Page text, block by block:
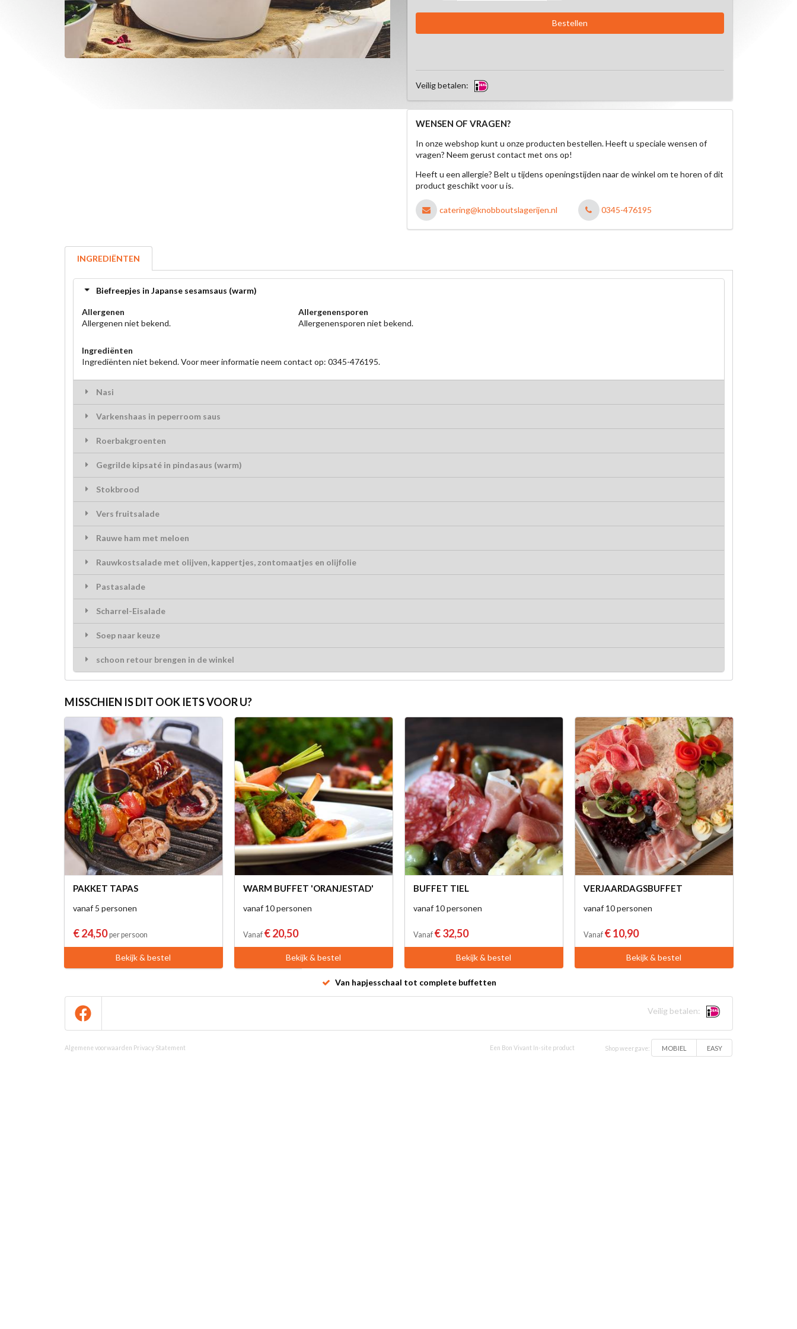
Veilig betalen:
WENSEN OF VRAGEN?
In onze webshop kunt u onze producten bestellen. Heeft u speciale wensen of
vragen? Neem gerust contact met ons op!
Heeft u een allergie? Belt u tijdens openingstijden naar de winkel om te horen of dit
product geschikt voor u is.
catering@knobboutslagerijen.nl 0345-476195
INGREDIËNTEN
Biefreepjes in Japanse sesamsaus (warm)
Allergenen
Allergenen niet bekend.
Allergenensporen
Allergenensporen niet bekend.
Ingrediënten
Ingrediënten niet bekend. Voor meer informatie neem contact op: 0345-476195.
Nasi
Varkenshaas in peperroom saus
Roerbakgroenten
Gegrilde kipsaté in pindasaus (warm)
Stokbrood
Vers fruitsalade
Rauwe ham met meloen
Rauwkostsalade met olijven, kappertjes, zontomaatjes en olijfolie
Pastasalade
Scharrel-Eisalade
Soep naar keuze
schoon retour brengen in de winkel
MISSCHIEN IS DIT OOK IETS VOOR U?
PAKKET TAPAS
vanaf 5 personen
€ 24,50per persoon
Bekijk & bestel
WARM BUFFET 'ORANJESTAD'
vanaf 10 personen
Vanaf € 20,50
Bekijk & bestel
BUFFET TIEL
vanaf 10 personen
Vanaf € 32,50
Bekijk & bestel
VERJAARDAGSBUFFET
vanaf 10 personen
Vanaf € 10,90
Bekijk & bestel
Van hapjesschaal tot complete buffetten
Veilig betalen:
Algemene voorwaarden Privacy Statement Een Bon Vivant In-site product Shop weergave: MOBIEL EASY